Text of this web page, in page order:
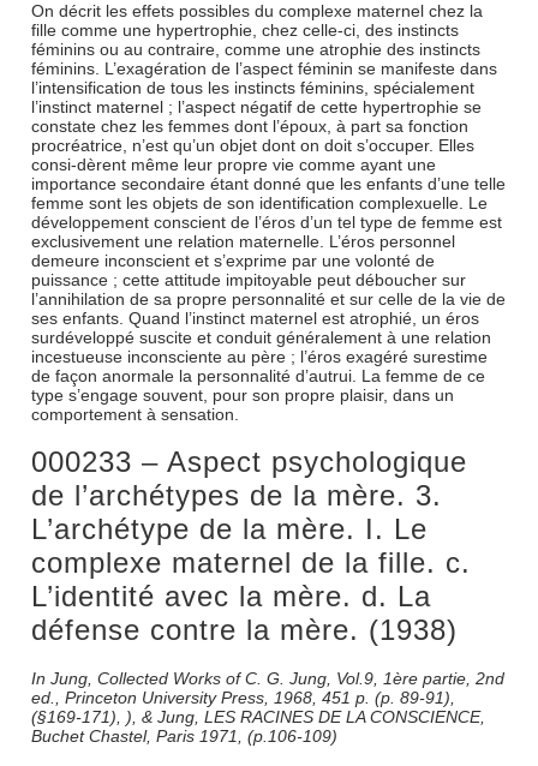
On décrit les effets possibles du complexe maternel chez la
fille comme une hypertrophie, chez celle-ci, des instincts
féminins ou au contraire, comme une atrophie des instincts
féminins. L’exagération de l’aspect féminin se manifeste dans
l’intensification de tous les instincts féminins, spécialement
l’instinct maternel ; l’aspect négatif de cette hypertrophie se
constate chez les femmes dont l’époux, à part sa fonction
procréatrice, n’est qu’un objet dont on doit s’occuper. Elles
consi-dèrent même leur propre vie comme ayant une
importance secondaire étant donné que les enfants d’une telle
femme sont les objets de son identification complexuelle. Le
développement conscient de l’éros d’un tel type de femme est
exclusivement une relation maternelle. L’éros personnel
demeure inconscient et s’exprime par une volonté de
puissance ; cette attitude impitoyable peut déboucher sur
l’annihilation de sa propre personnalité et sur celle de la vie de
ses enfants. Quand l’instinct maternel est atrophié, un éros
surdéveloppé suscite et conduit généralement à une relation
incestueuse inconsciente au père ; l’éros exagéré surestime
de façon anormale la personnalité d’autrui. La femme de ce
type s’engage souvent, pour son propre plaisir, dans un
comportement à sensation.
000233 – Aspect psychologique
de l’archétypes de la mère. 3.
L’archétype de la mère. I. Le
complexe maternel de la fille. c.
L’identité avec la mère. d. La
défense contre la mère. (1938)
In Jung, Collected Works of C. G. Jung, Vol.9, 1ère partie, 2nd
ed., Princeton University Press, 1968, 451 p. (p. 89-91),
(§169-171), ), & Jung, LES RACINES DE LA CONSCIENCE,
Buchet Chastel, Paris 1971, (p.106-109)